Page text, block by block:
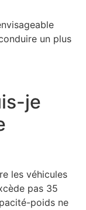
un plus
je
les véhicules
pas 35
poids ne